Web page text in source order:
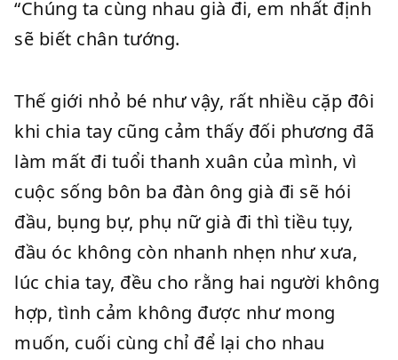
“Chúng ta cùng nhau già đi, em nhất định
sẽ biết chân tướng.
Thế giới nhỏ bé như vậy, rất nhiều cặp đôi
khi chia tay cũng cảm thấy đối phương đã
làm mất đi tuổi thanh xuân của mình, vì
cuộc sống bôn ba đàn ông già đi sẽ hói
đầu, bụng bự, phụ nữ già đi thì tiều tụy,
đầu óc không còn nhanh nhẹn như xưa,
lúc chia tay, đều cho rằng hai người không
hợp, tình cảm không được như mong
muốn, cuối cùng chỉ để lại cho nhau